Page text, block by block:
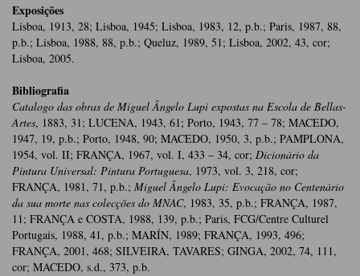
Exposições
Lisboa, 1913, 28; Lisboa, 1945; Lisboa, 1983, 12, p.b.; Paris, 1987, 88,
p.b.; Lisboa, 1988, 88, p.b.; Queluz, 1989, 51; Lisboa, 2002, 43, cor;
Lisboa, 2005.
Bibliografia
Catalogo das obras de Miguel Ângelo Lupi expostas na Escola de Bellas-
Artes, 1883, 31; LUCENA, 1943, 61; Porto, 1943, 77 – 78; MACEDO,
1947, 19, p.b.; Porto, 1948, 90; MACEDO, 1950, 3, p.b.; PAMPLONA,
1954, vol. II; FRANÇA, 1967, vol. I, 433 – 34, cor; Dicionário da
Pintura Universal: Pintura Portuguesa, 1973, vol. 3, 218, cor;
FRANÇA, 1981, 71, p.b.; Miguel Ângelo Lupi: Evocação no Centenário
da sua morte nas colecções do MNAC, 1983, 35, p.b.; FRANÇA, 1987,
11; FRANÇA e COSTA, 1988, 139, p.b.; Paris, FCG/Centre Culturel
Portugais, 1988, 41, p.b.; MARÍN, 1989; FRANÇA, 1993, 496;
FRANÇA, 2001, 468; SILVEIRA, TAVARES; GINGA, 2002, 74, 111,
cor; MACEDO, s.d., 373, p.b.